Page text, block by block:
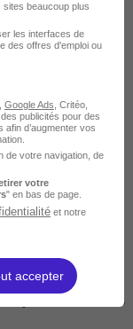
Courte
2 jours à 2 semaines
beaucoup plus
les interfaces de
des offres d'emploi ou
Google Ads , Critéo,
publicités pour des
afin d’augmenter vos
de votre navigation, de
votre
" en bas de page.
et notre
accepter